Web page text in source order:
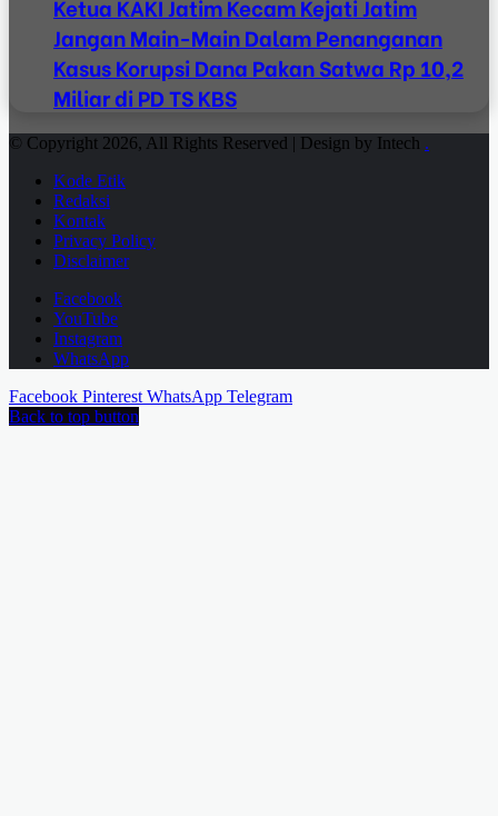
Ketua KAKI Jatim Kecam Kejati Jatim
Jangan Main-Main Dalam Penanganan
Kasus Korupsi Dana Pakan Satwa Rp 10,2
Miliar di PD TS KBS
© Copyright 2026, All Rights Reserved | Design by Intech .
Kode Etik
Redaksi
Kontak
Privacy Policy
Disclaimer
Facebook
YouTube
Instagram
WhatsApp
Facebook Pinterest WhatsApp Telegram
Back to top button